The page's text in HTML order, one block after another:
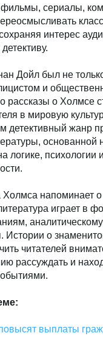
сериалы,
интерес
Дойл был не
и
рассказы о Холмсе
в мировую
детективный жанр
основанной
логике, психологии и
напоминает о
играет в
Истории о
читателей
рассуждать и
выплаты